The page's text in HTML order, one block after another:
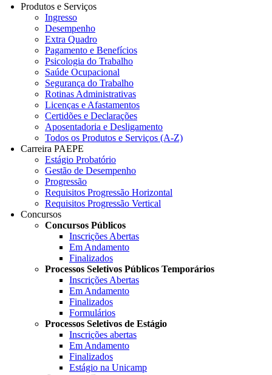
Produtos e Serviços
Ingresso
Desempenho
Extra Quadro
Pagamento e Benefícios
Psicologia do Trabalho
Saúde Ocupacional
Segurança do Trabalho
Rotinas Administrativas
Licenças e Afastamentos
Certidões e Declarações
Aposentadoria e Desligamento
Todos os Produtos e Serviços (A-Z)
Carreira PAEPE
Estágio Probatório
Gestão de Desempenho
Progressão
Requisitos Progressão Horizontal
Requisitos Progressão Vertical
Concursos
Concursos Públicos
Inscrições Abertas
Em Andamento
Finalizados
Processos Seletivos Públicos Temporários
Inscrições Abertas
Em Andamento
Finalizados
Formulários
Processos Seletivos de Estágio
Inscrições abertas
Em Andamento
Finalizados
Estágio na Unicamp